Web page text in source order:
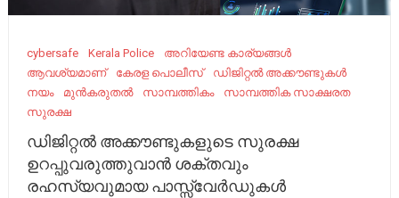
cybersafe Kerala Police
അറിയേണ്ട കാര്യങ്ങൾ
ആവശ്യമാണ്
കേരള പൊലീസ്‌
ഡിജിറ്റൽ അക്കൗണ്ടുകൾ
നയം
മുൻകരുതൽ സാമ്പത്തികം
സാമ്പത്തിക സാക്ഷരത
സുരക്ഷ
ഡിജിറ്റൽ അക്കൗണ്ടുകളുടെ സുരക്ഷ
ഉറപ്പുവരുത്തുവാൻ ശക്തവും
രഹസ്യവുമായ പാസ്സ്‌വേർഡുകൾ